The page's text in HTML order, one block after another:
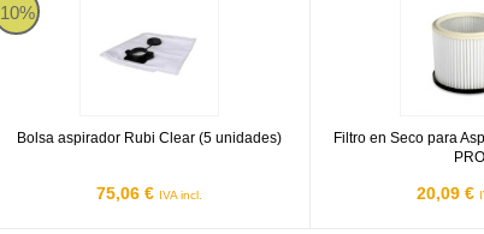
10%
Bolsa aspirador Rubi Clear (5 unidades)
75,06 € IVA incl.
Filtro en Seco para
PRO
20,09 €